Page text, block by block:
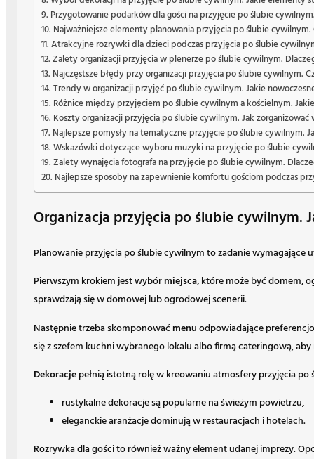
Przygotowanie podarków dla gości na przyjęcie po ślubie
Najważniejsze elementy planowania przyjęcia po ślubie
Atrakcyjne rozrywki dla dzieci podczas przyjęcia po ślubie
Zalety organizacji przyjęcia w plenerze po ślubie cywilnym.
Najczęstsze błędy przy organizacji przyjęcia po ślubie cywilnym.
Trendy w organizacji przyjęć po ślubie cywilnym. Jakie
Różnice między przyjęciem po ślubie cywilnym a kościelnym.
Koszty organizacji przyjęcia po ślubie cywilnym. Jak
Najlepsze pomysły na tematyczne przyjęcie po ślubie cywilnym.
Wskazówki dotyczące wyboru muzyki na przyjęcie po ślubie
Zalety wynajęcia fotografa na przyjęcie po ślubie cywilnym.
Najlepsze sposoby na zapewnienie komfortu gościom podczas
Organizacja przyjęcia po ślubie cywilnym.
Planowanie przyjęcia po ślubie cywilnym to zadanie
Pierwszym krokiem jest wybórmiejsca, które może być domem,
sprawdzają się w domowej lub ogrodowej scenerii.
Następnie trzeba skomponowaćmenuodpowiadające
się z szefem kuchni wybranego lokalu albo firmą cateringową,
Dekoracjepełnią istotną rolę w kreowaniu atmosfery przyjęcia
rustykalne dekoracje są popularne na świeżym powietrzu,
eleganckie aranżacje dominują w restauracjach i hotelach.
Rozrywka dla gości to również ważny element udanej imprezy.